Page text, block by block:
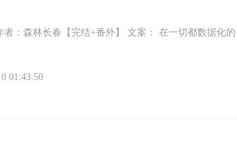
：森林长春【完结+番外】 文案： 在一切都数据化的
01:43:50